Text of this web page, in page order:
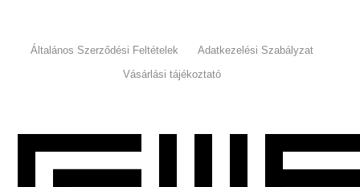
Általános Szerződési Feltételek
Adatkezelési Szabályzat
Vásárlási tájékoztató